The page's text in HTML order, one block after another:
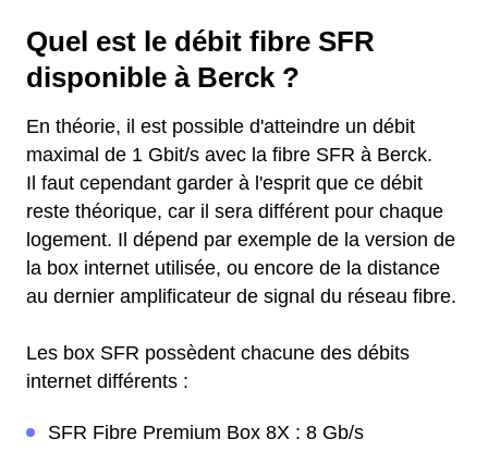
Quel est le débit fibre SFR
disponible à Berck ?
En théorie, il est possible d'atteindre un débit
maximal de 1 Gbit/s avec la fibre SFR à Berck.
Il faut cependant garder à l'esprit que ce débit
reste théorique, car il sera différent pour chaque
logement. Il dépend par exemple de la version de
la box internet utilisée, ou encore de la distance
au dernier amplificateur de signal du réseau fibre.
Les box SFR possèdent chacune des débits
internet différents :
SFR Fibre Premium Box 8X : 8 Gb/s